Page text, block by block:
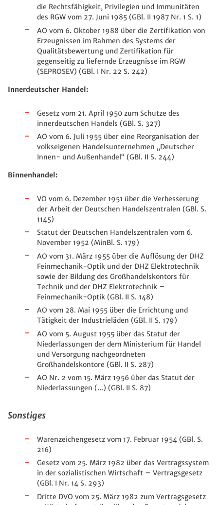
die Rechtsfähigkeit, Privilegien und Immunitäten
des RGW vom 27. Juni 1985 (GBl. II 1987 Nr. 1 S. 1)
AO vom 6. Oktober 1988 über die Zertifikation von
Erzeugnissen im Rahmen des Systems der
Qualitätsbewertung und Zertifikation für
gegenseitig zu liefernde Erzeugnisse im RGW
(SEPROSEV) (GBl. I Nr. 22 S. 242)
Innerdeutscher Handel:
Gesetz vom 21. April 1950 zum Schutze des
innerdeutschen Handels (GBl. S. 327)
AO vom 6. Juli 1955 über eine Reorganisation der
volkseigenen Handelsunternehmen „Deutscher
Innen- und Außenhandel“ (GBl. II S. 244)
Binnenhandel:
VO vom 6. Dezember 1951 über die Verbesserung
der Arbeit der Deutschen Handelszentralen (GBl. S.
1145)
Statut der Deutschen Handelszentralen vom 6.
November 1952 (MinBl. S. 179)
AO vom 31. März 1955 über die Auflösung der DHZ
Feinmechanik-Optik und der DHZ Elektrotechnik
sowie der Bildung des Großhandelskontors für
Technik und der DHZ Elektrotechnik –
Feinmechanik-Optik (GBl. II S. 148)
AO vom 28. Mai 1955 über die Errichtung und
Tätigkeit der Industrieläden (GBl. II S. 179)
AO vom 5. August 1955 über das Statut der
Niederlassungen der dem Ministerium für Handel
und Versorgung nachgeordneten
Großhandelskontore (GBl. II S. 287)
AO Nr. 2 vom 15. März 1956 über das Statut der
Niederlassungen (...) (GBl. II S. 87)
Sonstiges
Warenzeichengesetz vom 17. Februar 1954 (GBl. S.
216)
Gesetz vom 25. März 1982 über das Vertragssystem
in der sozialistischen Wirtschaft – Vertragsgesetz
(GBl. I Nr. 14 S. 293)
Dritte DVO vom 25. März 1982 zum Vertragsgesetz